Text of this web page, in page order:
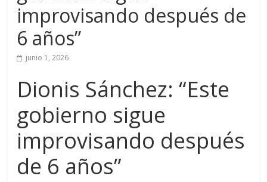
improvisando después de
6 años”
junio 1, 2026
Dionis Sánchez: “Este
gobierno sigue
improvisando después
de 6 años”